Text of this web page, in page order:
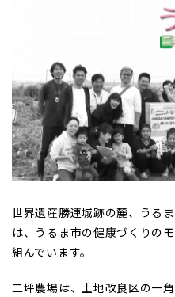
世界遺産勝連城跡の麓、うる
は、うるま市の健康づくりの
組んでいます。
二坪農場は、土地改良区の一